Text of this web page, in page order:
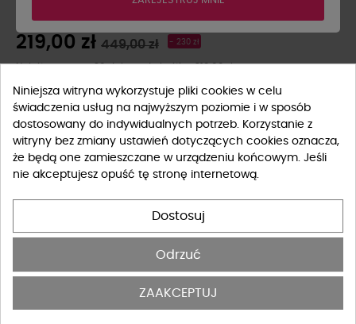
219,00 zł 449,00 zł - 230 zł
Najniższa cena z 30 dni przed obniżką: 219,00 zł
Rozmiar
UNIWERSALNY
- + DO KOSZYKA
OSTATNIE SZTUKI W MAGAZYNIE
Niniejsza witryna wykorzystuje pliki cookies w celu
świadczenia usług na najwyższym poziomie i w sposób
dostosowany do indywidualnych potrzeb. Korzystanie z
witryny bez zmiany ustawień dotyczących cookies oznacza,
że będą one zamieszczane w urządzeniu końcowym. Jeśli
nie akceptujesz opuść tę stronę internetową.
Dostosuj
Odrzuć
ZAAKCEPTUJ